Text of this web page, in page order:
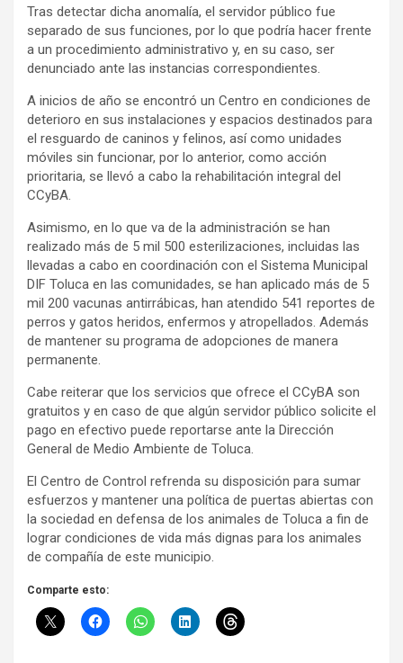
Tras detectar dicha anomalía, el servidor público fue
separado de sus funciones, por lo que podría hacer frente
a un procedimiento administrativo y, en su caso, ser
denunciado ante las instancias correspondientes.
A inicios de año se encontró un Centro en condiciones de
deterioro en sus instalaciones y espacios destinados para
el resguardo de caninos y felinos, así como unidades
móviles sin funcionar, por lo anterior, como acción
prioritaria, se llevó a cabo la rehabilitación integral del
CCyBA.
Asimismo, en lo que va de la administración se han
realizado más de 5 mil 500 esterilizaciones, incluidas las
llevadas a cabo en coordinación con el Sistema Municipal
DIF Toluca en las comunidades, se han aplicado más de 5
mil 200 vacunas antirrábicas, han atendido 541 reportes de
perros y gatos heridos, enfermos y atropellados. Además
de mantener su programa de adopciones de manera
permanente.
Cabe reiterar que los servicios que ofrece el CCyBA son
gratuitos y en caso de que algún servidor público solicite el
pago en efectivo puede reportarse ante la Dirección
General de Medio Ambiente de Toluca.
El Centro de Control refrenda su disposición para sumar
esfuerzos y mantener una política de puertas abiertas con
la sociedad en defensa de los animales de Toluca a fin de
lograr condiciones de vida más dignas para los animales
de compañía de este municipio.
Comparte esto: